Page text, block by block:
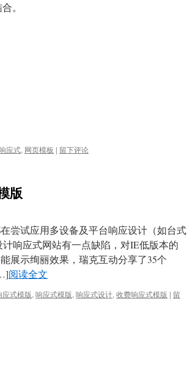
。
应式, 网页模板 | 留下评论
版
尝试应用多设备及平台响应设计（如台式
响应式网站有一点缺陷，对IE低版本的
展示绚丽效果，瑞克互动分享了35个
阅读全文
应式模版, 响应式模版, 响应式设计, 收费响应式模版 | 留